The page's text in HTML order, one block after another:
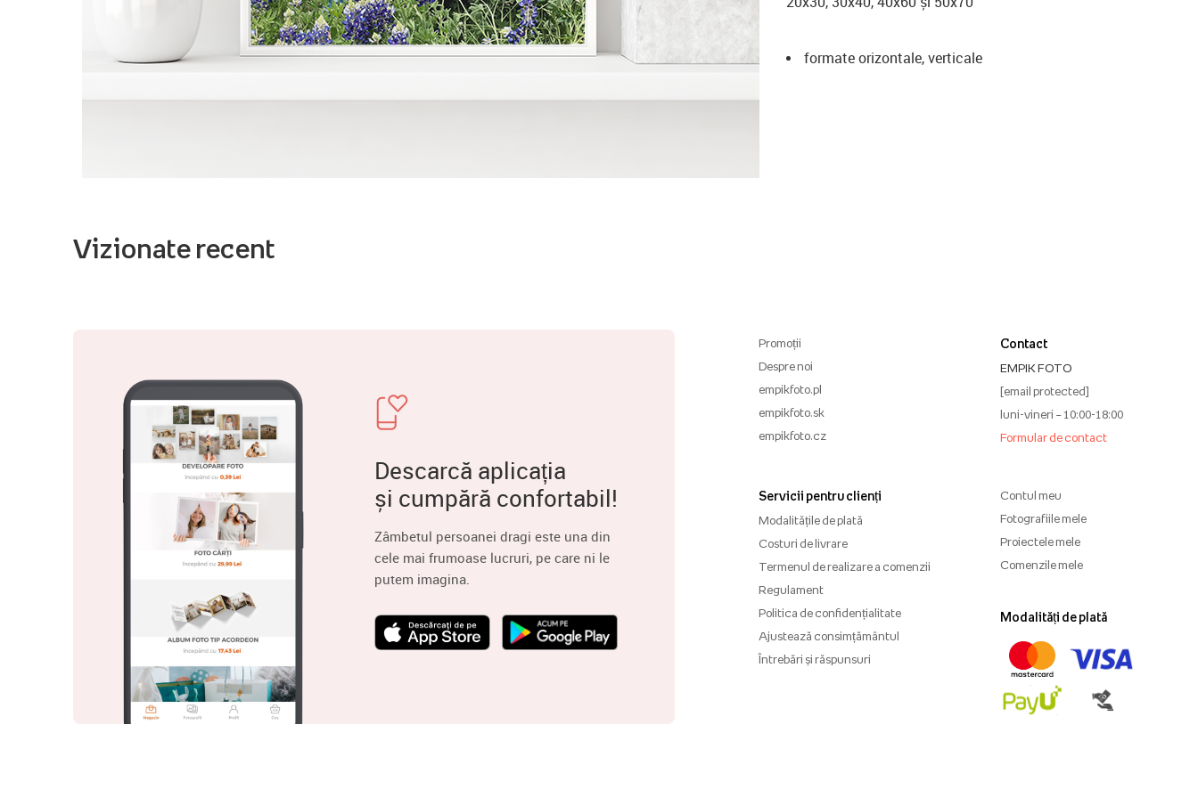
formate orizontale, verticale
Vizionate recent
Descarcă aplicația
și cumpără confortabil!
Zâmbetul persoanei dragi este una din
cele mai frumoase lucruri, pe care ni le
putem imagina.
Promoții
Despre noi
empikfoto.pl
empikfoto.sk
empikfoto.cz
Servicii pentru clienți
Modalitățile de plată
Costuri de livrare
Termenul de realizare a comenzii
Regulament
Politica de confidențialitate
Ajustează consimțământul
Întrebări și răspunsuri
Contact
EMPIK FOTO
[email protected]
luni-vineri – 10:00-18:00
Formular de contact
Contul meu
Fotografiile mele
Proiectele mele
Comenzile mele
Modalități de plată